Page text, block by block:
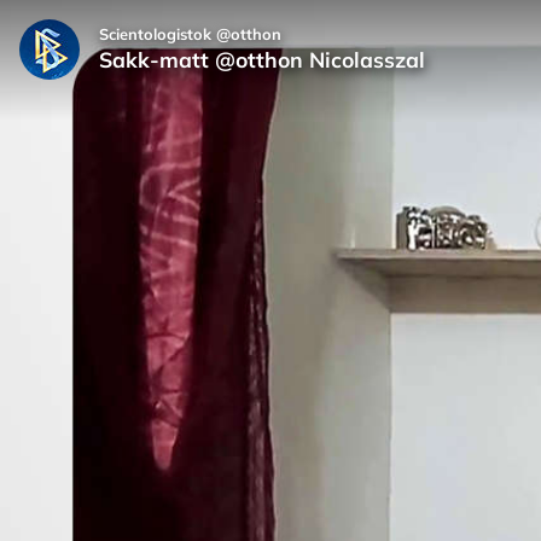
Scientologistok @otthon
Sakk-matt @otthon Nicolasszal